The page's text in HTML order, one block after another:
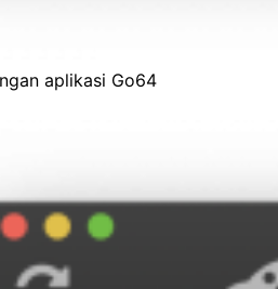
aplikasi Go64